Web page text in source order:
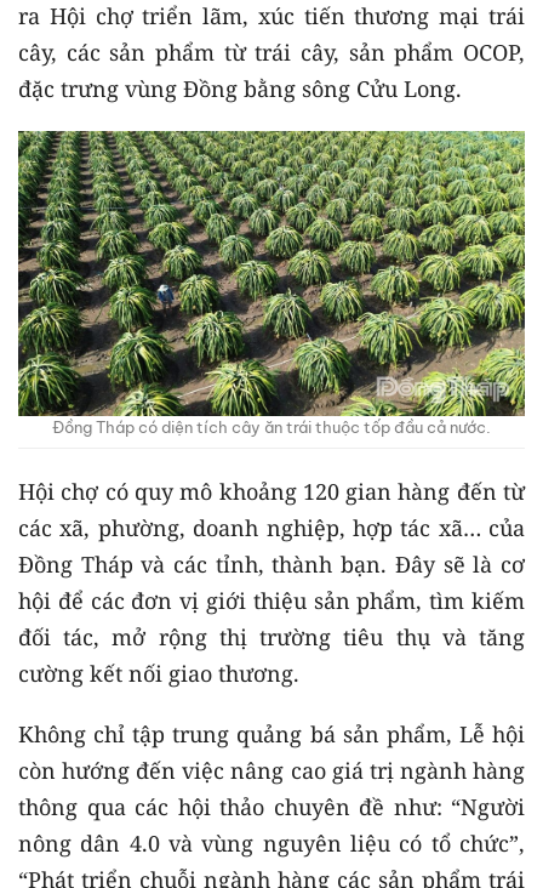
ra Hội chợ triển lãm, xúc tiến thương mại trái
cây, các sản phẩm từ trái cây, sản phẩm OCOP,
đặc trưng vùng Đồng bằng sông Cửu Long.
Đồng Tháp có diện tích cây ăn trái thuộc tốp đầu cả nước.
Hội chợ có quy mô khoảng 120 gian hàng đến từ
các xã, phường, doanh nghiệp, hợp tác xã… của
Đồng Tháp và các tỉnh, thành bạn. Đây sẽ là cơ
hội để các đơn vị giới thiệu sản phẩm, tìm kiếm
đối tác, mở rộng thị trường tiêu thụ và tăng
cường kết nối giao thương.
Không chỉ tập trung quảng bá sản phẩm, Lễ hội
còn hướng đến việc nâng cao giá trị ngành hàng
thông qua các hội thảo chuyên đề như: “Người
nông dân 4.0 và vùng nguyên liệu có tổ chức”,
“Phát triển chuỗi ngành hàng các sản phẩm trái